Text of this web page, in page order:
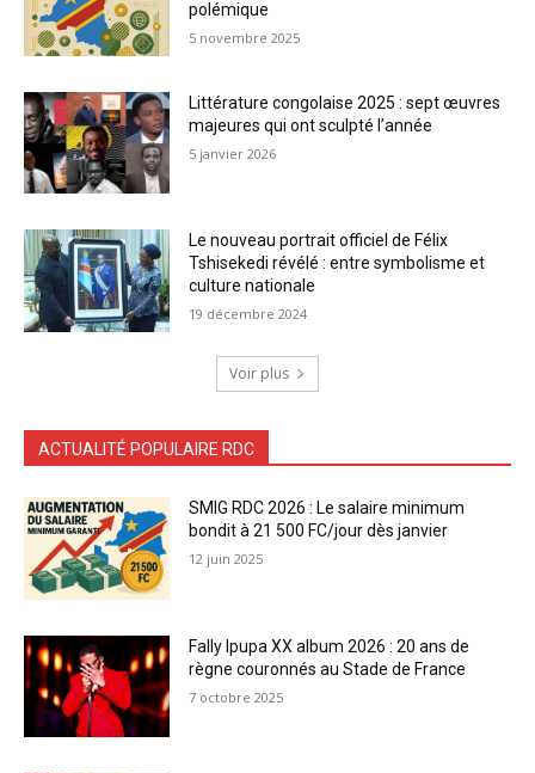
polémique
5 novembre 2025
Littérature congolaise 2025 : sept œuvres
majeures qui ont sculpté l’année
5 janvier 2026
Le nouveau portrait officiel de Félix
Tshisekedi révélé : entre symbolisme et
culture nationale
19 décembre 2024
Voir plus
ACTUALITÉ POPULAIRE RDC
SMIG RDC 2026 : Le salaire minimum
bondit à 21 500 FC/jour dès janvier
12 juin 2025
Fally Ipupa XX album 2026 : 20 ans de
règne couronnés au Stade de France
7 octobre 2025